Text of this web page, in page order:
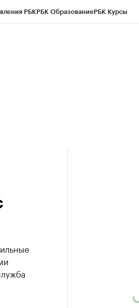
РБКРБК ОбразованиеРБК Курсы